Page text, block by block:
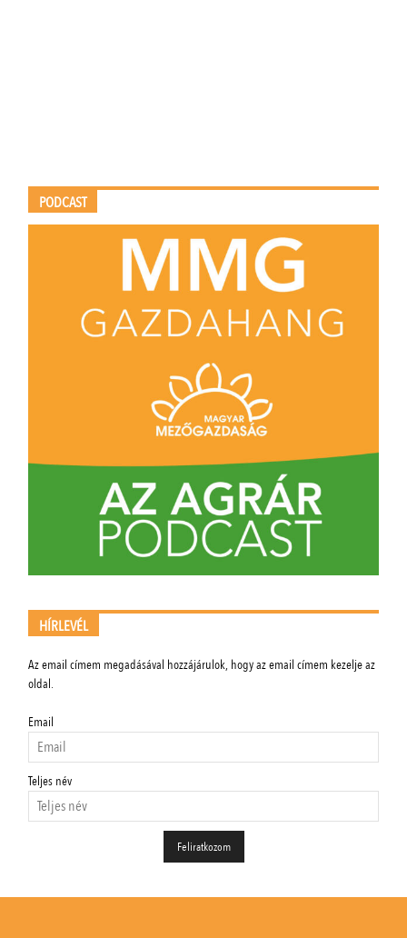
PODCAST
HÍRLEVÉL
Az email címem megadásával hozzájárulok, hogy az email címem kezelje az
oldal.
Email
Teljes név